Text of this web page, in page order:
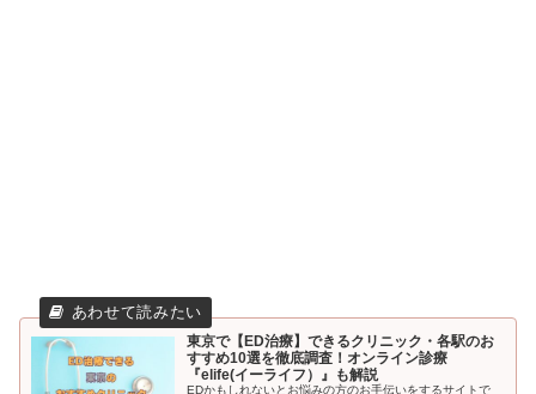
東京で【ED治療】できるクリニック・各駅のお
すすめ10選を徹底調査！オンライン診療
『elife(イーライフ）』も解説
EDかもしれないとお悩みの方のお手伝いをするサイトで